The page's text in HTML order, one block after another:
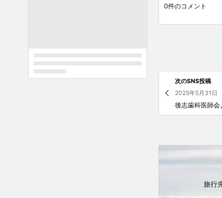
0件のコメント
次のSNS投稿
2025年5月31日
旅行